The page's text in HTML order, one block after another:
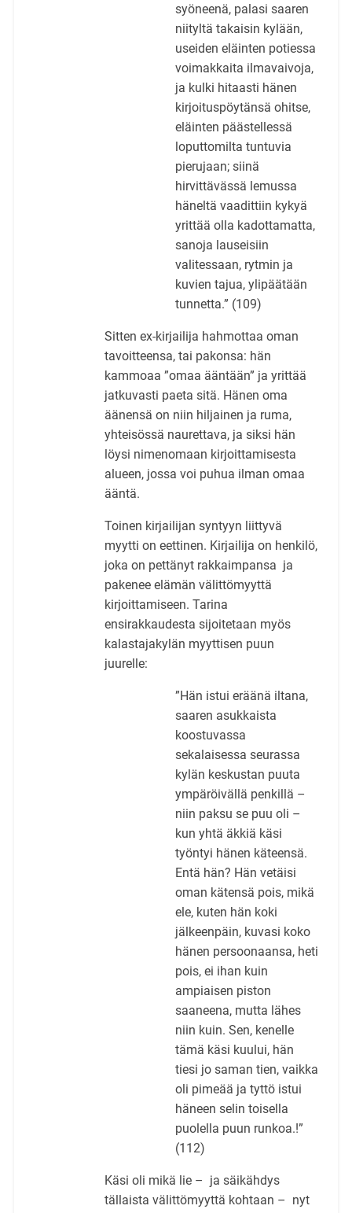
syöneenä, palasi saaren
niityltä takaisin kylään,
useiden eläinten potiessa
voimakkaita ilmavaivoja,
ja kulki hitaasti hänen
kirjoituspöytänsä ohitse,
eläinten päästellessä
loputtomilta tuntuvia
pierujaan; siinä
hirvittävässä lemussa
häneltä vaadittiin kykyä
yrittää olla kadottamatta,
sanoja lauseisiin
valitessaan, rytmin ja
kuvien tajua, ylipäätään
tunnetta.” (109)
Sitten ex-kirjailija hahmottaa oman
tavoitteensa, tai pakonsa: hän
kammoaa ”omaa ääntään” ja yrittää
jatkuvasti paeta sitä. Hänen oma
äänensä on niin hiljainen ja ruma,
yhteisössä naurettava, ja siksi hän
löysi nimenomaan kirjoittamisesta
alueen, jossa voi puhua ilman omaa
ääntä.
Toinen kirjailijan syntyyn liittyvä
myytti on eettinen. Kirjailija on henkilö,
joka on pettänyt rakkaimpansa ja
pakenee elämän välittömyyttä
kirjoittamiseen. Tarina
ensirakkaudesta sijoitetaan myös
kalastajakylän myyttisen puun
juurelle:
”Hän istui eräänä iltana,
saaren asukkaista
koostuvassa
sekalaisessa seurassa
kylän keskustan puuta
ympäröivällä penkillä –
niin paksu se puu oli –
kun yhtä äkkiä käsi
työntyi hänen käteensä.
Entä hän? Hän vetäisi
oman kätensä pois, mikä
ele, kuten hän koki
jälkeenpäin, kuvasi koko
hänen persoonaansa, heti
pois, ei ihan kuin
ampiaisen piston
saaneena, mutta lähes
niin kuin. Sen, kenelle
tämä käsi kuului, hän
tiesi jo saman tien, vaikka
oli pimeää ja tyttö istui
häneen selin toisella
puolella puun runkoa.!”
(112)
Käsi oli mikä lie – ja säikähdys
tällaista välittömyyttä kohtaan – nyt